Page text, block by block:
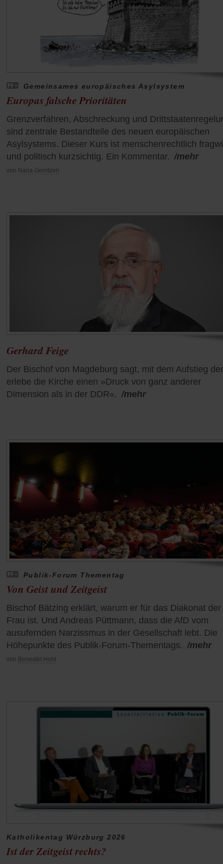
Gemeinsames europäisches Asylsystem
Europas falsche Prioritäten
Grenzverfahren, Abschreckung und
sind zentrale Bestandteile des neuen europäischen
Asylsystems. Dieser Kurs ist menschenrechtlich
und politisch kurzsichtig. Ein Kommentar. /mehr
von Nana Gerritzen
Gerhard Feige
Der Bischof von Magdeburg sagt, mit dem Aufstieg
erlebe die Kirche einen »Druck von ganz anderer
Dimension als in der DDR«. /mehr
Publik-Forum Thementag
Von Geist und Zeitgeist
Bischof Bätzing erklärt, warum er für das Diakonat der
Frau ist. Und Andreas Püttmann, dass die AfD vom
ausufernden Narzissmus in der Gesellschaft lebt. Die
Höhepunkte des Publik-Forum-Thementags. /mehr
von Benedikt Hohl
Katholikentag Würzburg 2026
Ist der Zeitgeist rechts?